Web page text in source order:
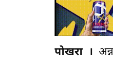
पोखरा ।